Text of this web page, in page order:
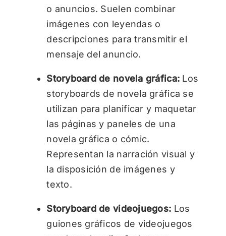
o anuncios. Suelen combinar
imágenes con leyendas o
descripciones para transmitir el
mensaje del anuncio.
Storyboard de novela gráfica: Los
storyboards de novela gráfica se
utilizan para planificar y maquetar
las páginas y paneles de una
novela gráfica o cómic.
Representan la narración visual y
la disposición de imágenes y
texto.
Storyboard de videojuegos: Los
guiones gráficos de videojuegos